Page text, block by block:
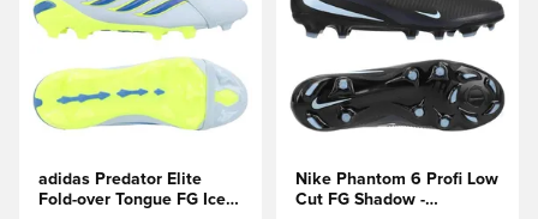
adidas Predator Elite
Fold-over Tongue FG Ice
Nike Phantom 6 Profi Low
Cut FG Shadow -